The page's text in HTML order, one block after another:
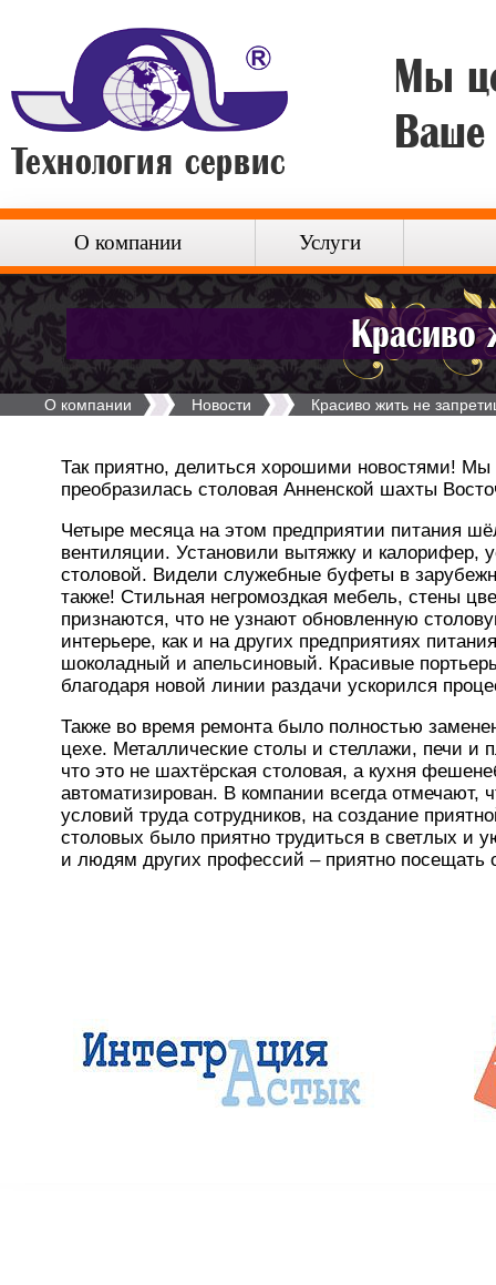
Мы
О компании Услуги
Красиво
О компании Новости Красиво жить не
Так приятно, делиться хорошими новостями! Мы
преобразилась столовая Анненской шахты
Четыре месяца на этом предприятии питания
вентиляции. Установили вытяжку и калорифер,
столовой. Видели служебные буфеты в
также! Стильная негромоздкая мебель, стены
признаются, что не узнают обновленную
интерьере, как и на других предприятиях
шоколадный и апельсиновый. Красивые
благодаря новой линии раздачи ускорился
Также во время ремонта было полностью
цехе. Металлические столы и стеллажи, печи
что это не шахтёрская столовая, а кухня
автоматизирован. В компании всегда
условий труда сотрудников, на создание
столовых было приятно трудиться в светлых
и людям других профессий – приятно посещать